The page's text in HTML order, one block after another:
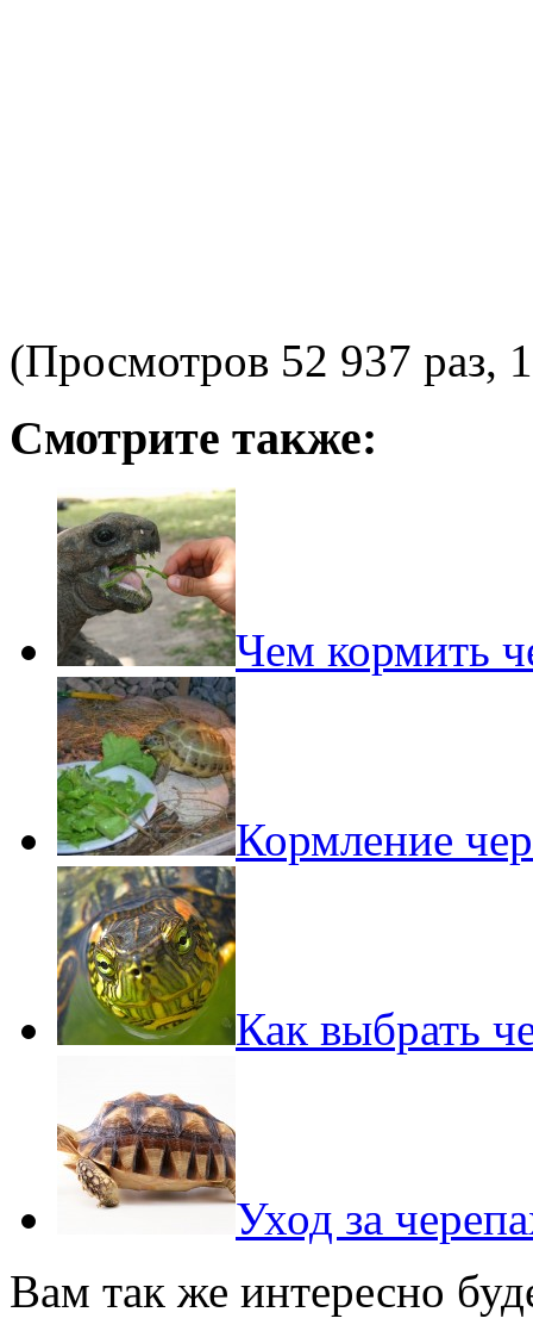
(Просмотров 52 937 раз,
Смотрите также:
Чем кормить
Кормление
Как выбрать
Уход за
Вам так же интересно